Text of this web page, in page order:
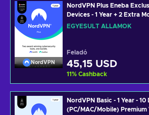
NordVPN
NordVPN Plus Eneba
Devices - 1 Year + 2 Extra
(PC/MAC/MOBILE) VPN &
EGYESÜLT ÁLLAMOK
Feladó
45,15 USD
11% Cashback
NordVPN Basic - 1 Year - 10
(PC/MAC/Mobile) Premium